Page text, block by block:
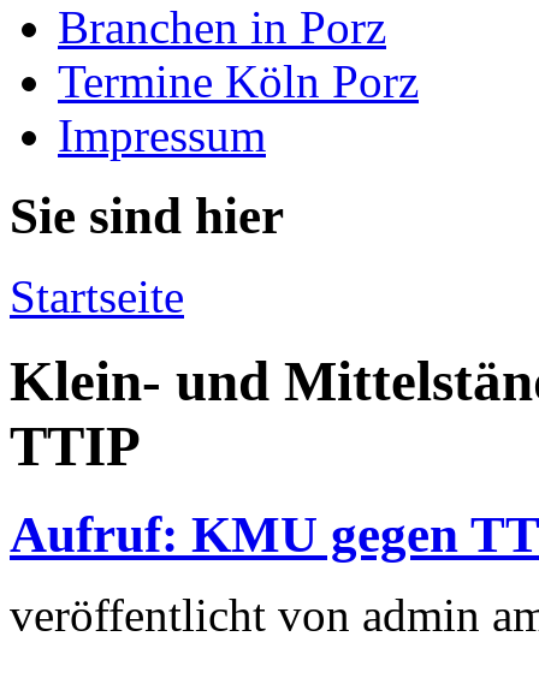
Branchen in Porz
Termine Köln Porz
Impressum
Sie sind hier
Startseite
Klein- und
TTIP
Aufruf: KMU gegen
veröffentlicht von admin